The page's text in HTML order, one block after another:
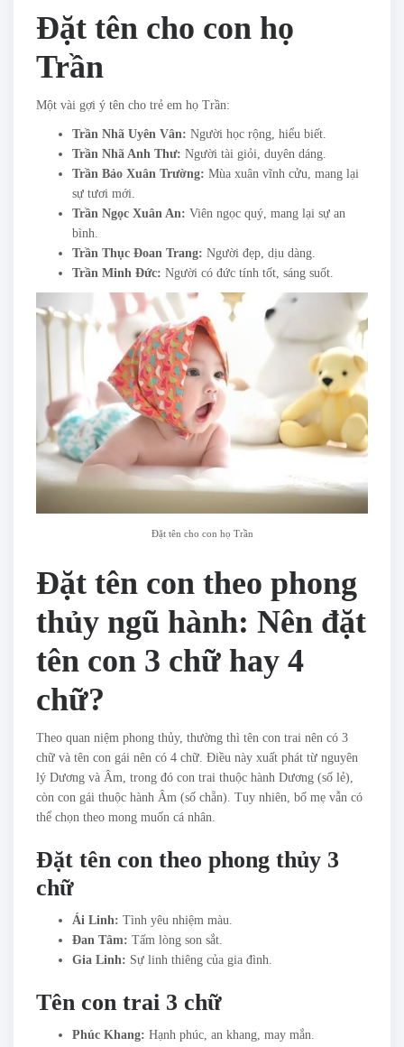
Đặt tên cho con họ
Trần
Một vài gợi ý tên cho trẻ em họ Trần:
Trần Nhã Uyên Vân: Người học rộng, hiểu biết.
Trần Nhã Anh Thư: Người tài giỏi, duyên dáng.
Trần Bảo Xuân Trường: Mùa xuân vĩnh cửu, mang lại
sự tươi mới.
Trần Ngọc Xuân An: Viên ngọc quý, mang lại sự an
bình.
Trần Thục Đoan Trang: Người đẹp, dịu dàng.
Trần Minh Đức: Người có đức tính tốt, sáng suốt.
Đặt tên cho con họ Trần
Đặt tên con theo phong
thủy ngũ hành: Nên đặt
tên con 3 chữ hay 4
chữ?
Theo quan niệm phong thủy, thường thì tên con trai nên có 3
chữ và tên con gái nên có 4 chữ. Điều này xuất phát từ nguyên
lý Dương và Âm, trong đó con trai thuộc hành Dương (số lẻ),
còn con gái thuộc hành Âm (số chẵn). Tuy nhiên, bố mẹ vẫn có
thể chọn theo mong muốn cá nhân.
Đặt tên con theo phong thủy 3
chữ
Ái Linh: Tình yêu nhiệm màu.
Đan Tâm: Tấm lòng son sắt.
Gia Linh: Sự linh thiêng của gia đình.
Tên con trai 3 chữ
Phúc Khang: Hạnh phúc, an khang, may mắn.